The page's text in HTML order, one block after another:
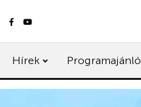
Hírek Programajánló